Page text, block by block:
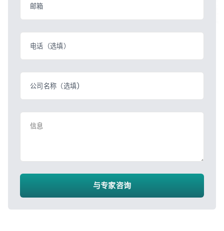
邮箱
电话（选填）
公司名称（选填)
信息
与专家咨询